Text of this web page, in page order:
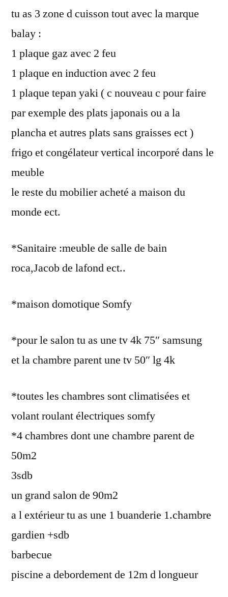
tu as 3 zone d cuisson tout avec la marque
balay :
1 plaque gaz avec 2 feu
1 plaque en induction avec 2 feu
1 plaque tepan yaki ( c nouveau c pour faire
par exemple des plats japonais ou a la
plancha et autres plats sans graisses ect )
frigo et congélateur vertical incorporé dans le
meuble
le reste du mobilier acheté a maison du
monde ect.
*Sanitaire :meuble de salle de bain
roca,Jacob de lafond ect..
*maison domotique Somfy
*pour le salon tu as une tv 4k 75″ samsung
et la chambre parent une tv 50″ lg 4k
*toutes les chambres sont climatisées et
volant roulant électriques somfy
*4 chambres dont une chambre parent de
50m2
3sdb
un grand salon de 90m2
a l extérieur tu as une 1 buanderie 1.chambre
gardien +sdb
barbecue
piscine a debordement de 12m d longueur